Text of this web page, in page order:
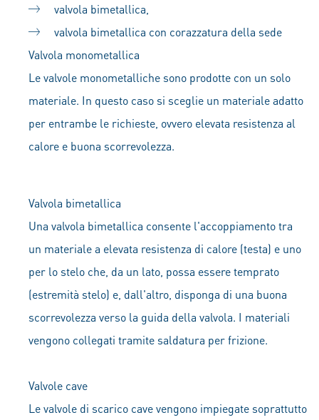
valvola bimetallica,
valvola bimetallica con corazzatura della sede
Valvola monometallica
Le valvole monometalliche sono prodotte con un solo
materiale. In questo caso si sceglie un materiale adatto
per entrambe le richieste, ovvero elevata resistenza al
calore e buona scorrevolezza.
Valvola bimetallica
Una valvola bimetallica consente l'accoppiamento tra
un materiale a elevata resistenza di calore (testa) e uno
per lo stelo che, da un lato, possa essere temprato
(estremità stelo) e, dall'altro, disponga di una buona
scorrevolezza verso la guida della valvola. I materiali
vengono collegati tramite saldatura per frizione.
Valvole cave
Le valvole di scarico cave vengono impiegate soprattutto